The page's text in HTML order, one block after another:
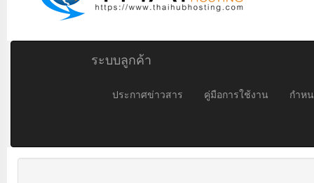
ระบบลูกค้า
ประกาศข่าวสาร คู่มือการใช้งาน กำห